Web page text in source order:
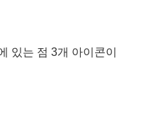
있는 점 3개 아이콘이